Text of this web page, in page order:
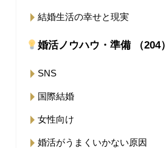
結婚生活の幸せと現実
婚活ノウハウ・準備 （204）
SNS
国際結婚
女性向け
婚活がうまくいかない原因